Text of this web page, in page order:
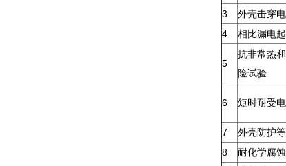
3
外壳击穿
4
相比漏电
5
抗非常热
险试验
6 短时耐受
7
外壳防护
8
耐化学腐